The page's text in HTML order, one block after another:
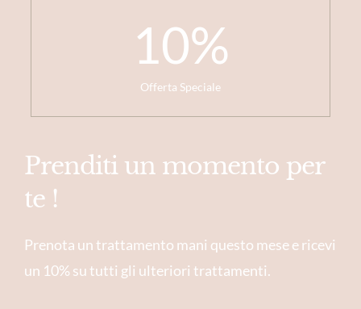
10%
Offerta Speciale
Prenditi un momento per
te !
Prenota un trattamento mani questo mese e ricevi
un 10% su tutti gli ulteriori trattamenti.